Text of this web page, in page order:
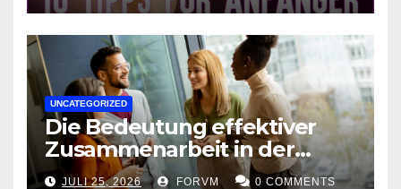
UNCATEGORIZED
Die Bedeutung effektiver
Zusammenarbeit in der
Arbeitswelt
JULI 25, 2026 FORVM 0 COMMENTS